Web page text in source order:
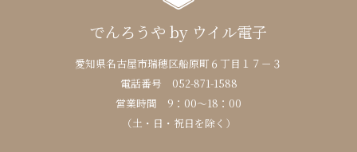
でんろうや by ウイル電子
愛知県名古屋市瑞穂区船原町６丁目１７－３
電話番号 052-871-1588
営業時間 9：00～18：00
（土・日・祝日を除く）